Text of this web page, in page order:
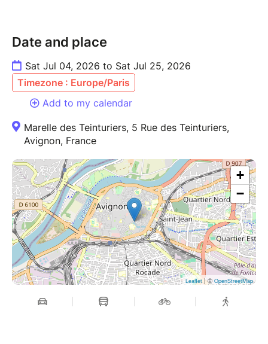
Date and place
Sat Jul 04, 2026 to Sat Jul 25, 2026
Timezone : Europe/Paris
Add to my calendar
Marelle des Teinturiers, 5 Rue des Teinturiers,
Avignon, France
+
−
Leaflet | © OpenStreetMap